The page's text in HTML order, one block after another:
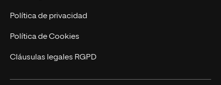
Actualidad
Contáctanos
Política de privacidad
Política de Cookies
Cláusulas legales RGPD